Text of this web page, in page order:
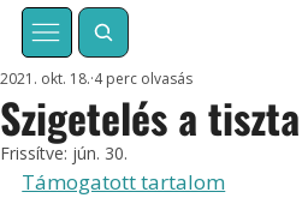
Szigetelés a
2021. okt. 18. 4 perc olvasás
Frissítve: jún. 30.
Támogatott tartalom